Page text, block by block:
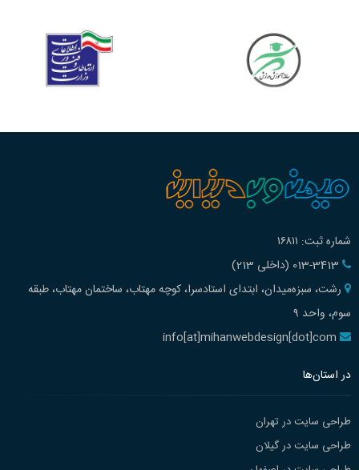
شماره ثبت: ۱۶۸۱۱
013-3413 (داخلی 213)
رشت، سبزه‌میدان، ابتدای استادسرا، کوچه مهتاب، ساختمان مهتاب، طبقه
سوم، واحد ۹
info[at]mihanwebdesign[dot]com
در استان‌ها
طراحی سایت در تهران
طراحی سایت در گیلان